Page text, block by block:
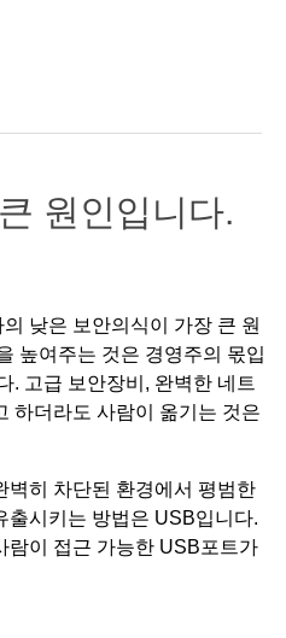
원인입니다.
낮은 보안의식이 가장 큰 원
높여주는 것은 경영주의 몫입
. 고급 보안장비, 완벽한 네트
하더라도 사람이 옮기는 것은
벽히 차단된 환경에서 평범한
출시키는 방법은 USB입니다.
람이 접근 가능한 USB포트가